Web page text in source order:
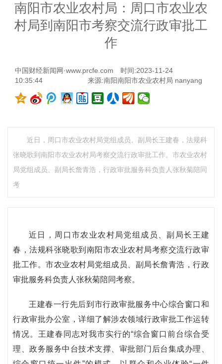
南阳市农业农村局：周口市农业农
村局到南阳市考察交流行政审批工
作
中国财经新闻网·www.prcfe.com
时间:2023-11-24
10:35:44
来源:南阳南阳市农业农村局 nanyang
近日，周口市农业农村局党组成员、副局长王建春，法规科
张晓歌到南阳市农业农村局考察交流行政审批工作。市农业农村
局党组成员、副局长詹青浩，行政审批服务科负责人张秋菊陪同
考
近日，周口市农业农村局党组成员、副局长王建
春，法规科张晓歌到南阳市农业农村局考察交流行政审
批工作。市农业农村局党组成员、副局长詹青浩，行政
审批服务科负责人张秋菊陪同考察。
王建春一行先后到市行政审批服务中心综合窗口和
行政审批办公室，详细了解涉农领域行政审批工作运转
情况。王建春同志对我市实行的“综合窗口前台综合受
理、政务服务中台技术支撑、审批部门后台集成办理、